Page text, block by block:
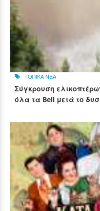
ΤΟΠΙΚΑ ΝΕΑ
Σύγκρουση
όλα τα Bell μετά το